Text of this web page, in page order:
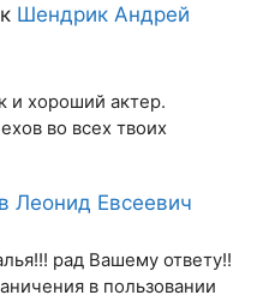
к Шендрик Андрей
и хороший актер.
во всех твоих
Леонид Евсеевич
рад Вашему ответу!!
в пользовании